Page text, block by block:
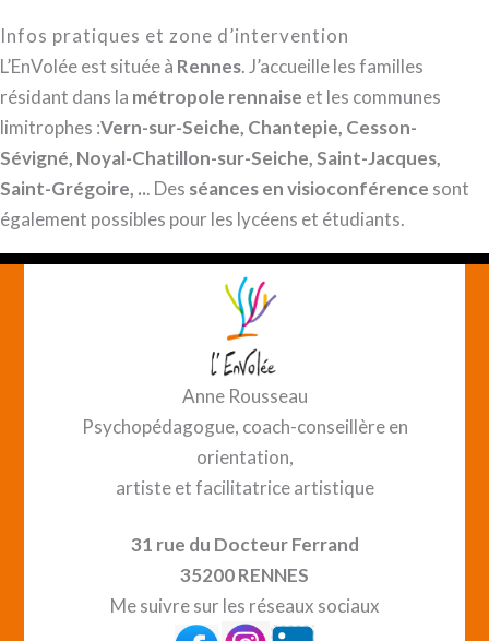
Infos pratiques et zone d’intervention
L’EnVolée est située à Rennes. J’accueille les familles
résidant dans la métropole rennaise et les communes
limitrophes :Vern-sur-Seiche, Chantepie, Cesson-
Sévigné, Noyal-Chatillon-sur-Seiche, Saint-Jacques,
Saint-Grégoire, ... Des séances en visioconférence sont
également possibles pour les lycéens et étudiants.
Anne Rousseau
Psychopédagogue, coach-conseillère en
orientation,
artiste et facilitatrice artistique
31 rue du Docteur Ferrand
35200 RENNES
Me suivre sur les réseaux sociaux